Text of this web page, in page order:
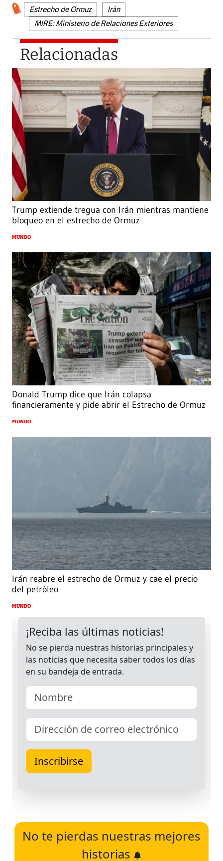
Estrecho de Ormuz
Irán
MIRE: Ministerio de Relaciones Exteriores
Relacionadas
Trump extiende tregua con Irán mientras mantiene
bloqueo en el estrecho de Ormuz
MUNDO
Donald Trump dice que Irán colapsa
financieramente y pide abrir el Estrecho de Ormuz
MUNDO
Irán reabre el estrecho de Ormuz y cae el precio
del petróleo
MUNDO
No te pierdas nuestras mejores
historias